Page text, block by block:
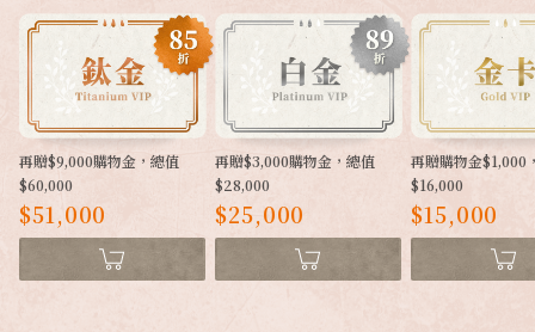
再贈$9,000購物金，總值
$60,000
$51,000
再贈$3,000購物金，總值
$28,000
$25,000
再贈購物金$1,000
$16,000
$15,000